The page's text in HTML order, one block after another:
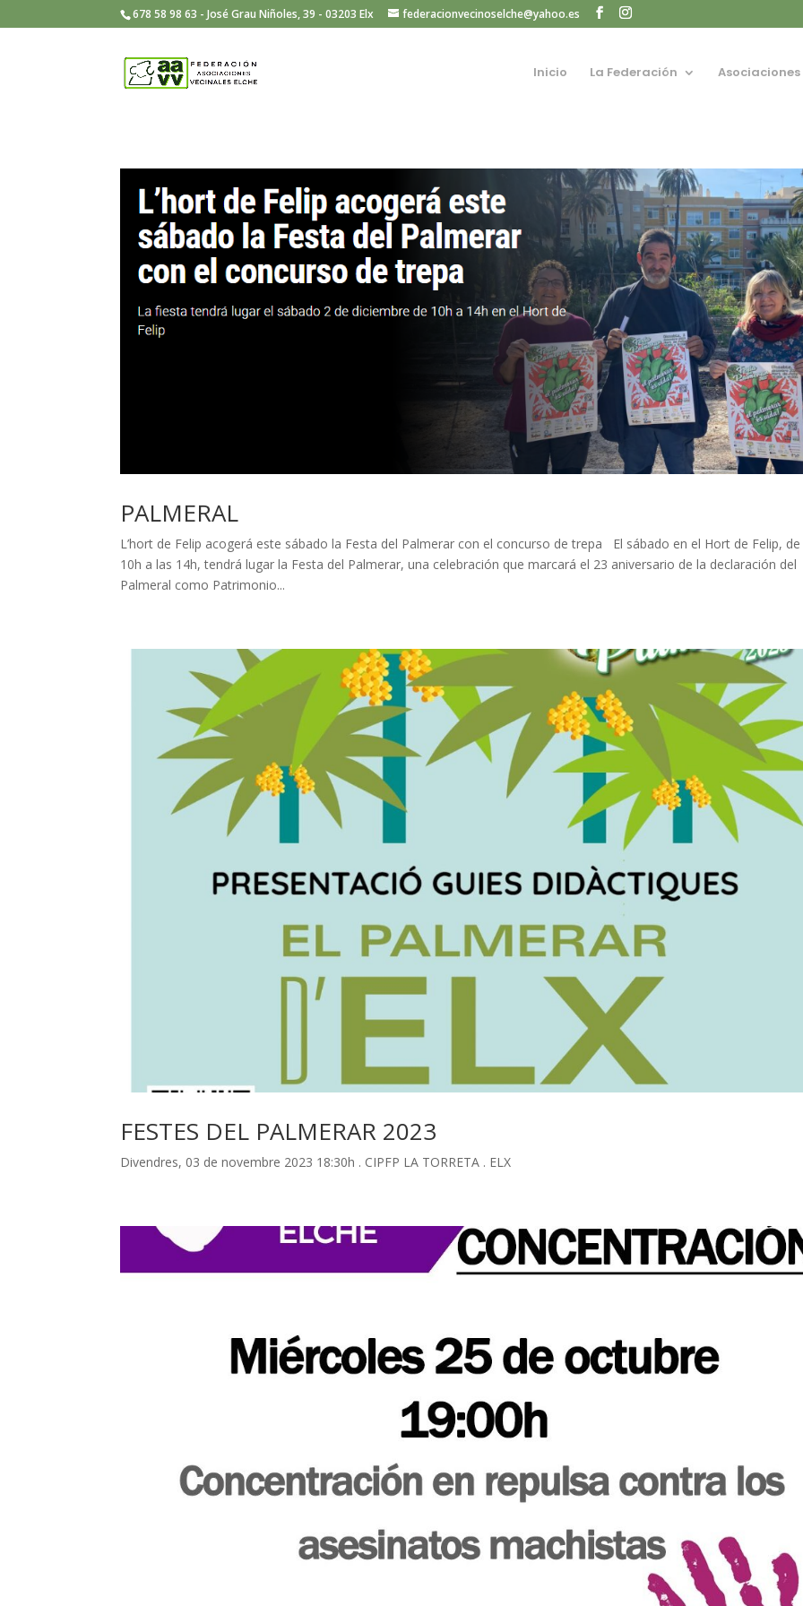
678 58 98 63 - José Grau Niñoles, 39 - 03203 Elx federacionvecinoselche@yahoo.es
Inicio La Federación
PALMERAL
L’hort de Felip acogerá este sábado la Festa del Palmerar con el concurso de trepa El sábado en el Hort de Felip,
10h a las 14h, tendrá lugar la Festa del Palmerar, una celebración que marcará el 23 aniversario de la declaración del
Palmeral como Patrimonio...
FESTES DEL PALMERAR 2023
Divendres, 03 de novembre 2023 18:30h . CIPFP LA TORRETA . ELX